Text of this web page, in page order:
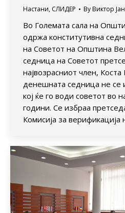
Настани, СЛИДЕР By Виктор
Во Големата сала на
одржа конститутивна
на Советот на Општина
седница на Советот
највозрасниот член, Коста
денешната седница не се
кој ќе го води советот во
години. Се избраа
Комисија за верификација